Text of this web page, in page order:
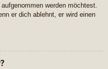
werden möchtest.
er dich ablehnt, er wird einen